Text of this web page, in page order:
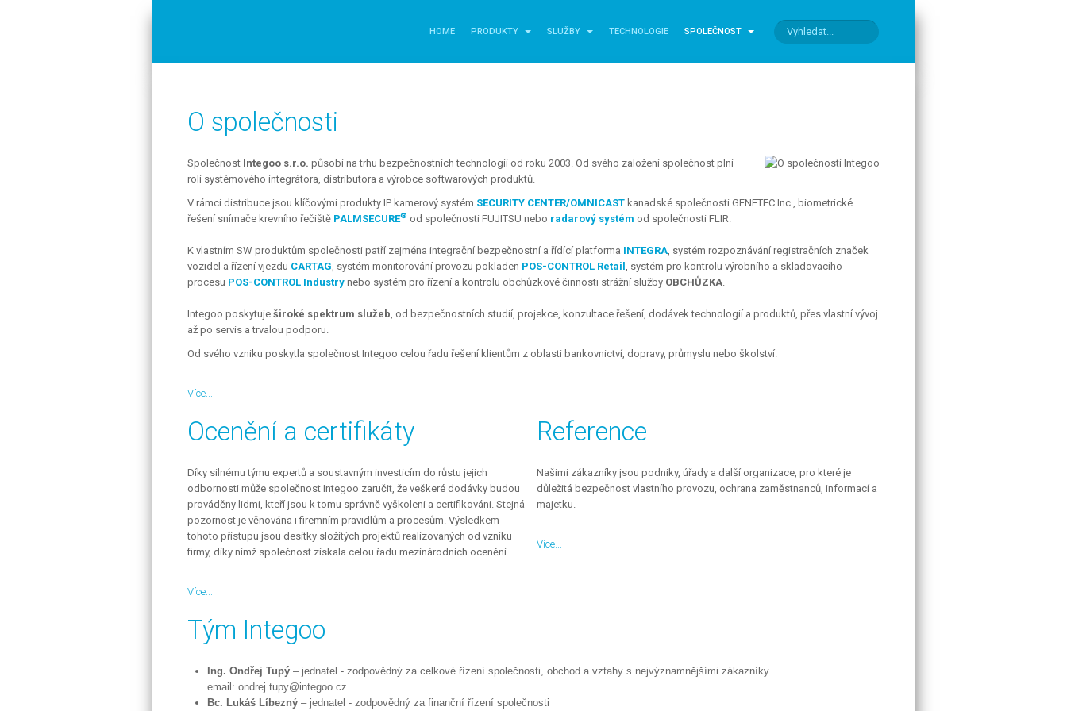
HOME PRODUKTY SLUŽBY TECHNOLOGIE SPOLEČNOST
O společnosti
Společnost Integoo s.r.o. působí na trhu bezpečnostních technologií od roku 2003. Od svého založení společnost plní
roli systémového integrátora, distributora a výrobce softwarových produktů.
V rámci distribuce jsou klíčovými produkty IP kamerový systém SECURITY CENTER/OMNICAST kanadské společnosti GENETEC Inc., biometrické
řešení snímače krevního řečiště PALMSECURE® od společnosti FUJITSU nebo radarový systém od společnosti FLIR.
K vlastním SW produktům společnosti patří zejména integrační bezpečnostní a řídící platforma INTEGRA, systém rozpoznávání registračních značek
vozidel a řízení vjezdu CARTAG, systém monitorování provozu pokladen POS-CONTROL Retail , systém pro kontrolu výrobního a skladovacího
procesu POS-CONTROL Industry nebo systém pro řízení a kontrolu obchůzkové činnosti strážní služby OBCHŮZKA.
Integoo poskytuje široké spektrum služeb, od bezpečnostních studií, projekce, konzultace řešení, dodávek technologií a produktů, přes vlastní vývoj
až po servis a trvalou podporu.
Od svého vzniku poskytla společnost Integoo celou řadu řešení klientům z oblasti bankovnictví, dopravy, průmyslu nebo školství.
Více...
Ocenění a certifikáty
Díky silnému týmu expertů a soustavným investicím do růstu jejich
odbornosti může společnost Integoo zaručit, že veškeré dodávky budou
prováděny lidmi, kteří jsou k tomu správně vyškoleni a certifikováni. Stejná
pozornost je věnována i firemním pravidlům a procesům. Výsledkem
tohoto přístupu jsou desítky složitých projektů realizovaných od vzniku
firmy, díky nimž společnost získala celou řadu mezinárodních ocenění.
Více...
Reference
Našimi zákazníky jsou podniky, úřady a další organizace, pro které je
důležitá bezpečnost vlastního provozu, ochrana zaměstnanců, informací a
majetku.
Více...
Tým Integoo
Ing. Ondřej Tupý – jednatel - zodpovědný za celkové řízení společnosti, obchod a vztahy s nejvýznamnějšími zákazníky
email:
Bc. Lukáš Líbezný – jednatel - zodpovědný za finanční řízení společnosti